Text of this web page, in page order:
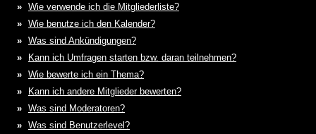
» Wie verwende ich die Mitgliederliste?
» Wie benutze ich den Kalender?
» Was sind Ankündigungen?
»
Kann ich Umfragen starten bzw. daran teilnehmen?
» Wie bewerte ich ein Thema?
»
Kann ich andere Mitglieder bewerten?
» Was sind Moderatoren?
» Was sind Benutzerlevel?